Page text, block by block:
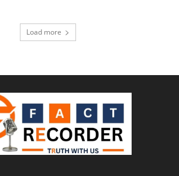
Load more